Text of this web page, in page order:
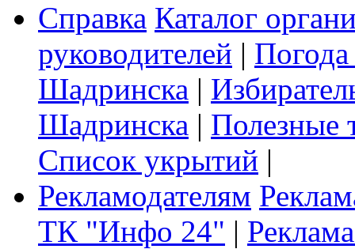
Справка Каталог
руководителей |
Шадринска |
Шадринска | Полезные
Список укрытий |
Рекламодателям
ТК "Инфо 24" |